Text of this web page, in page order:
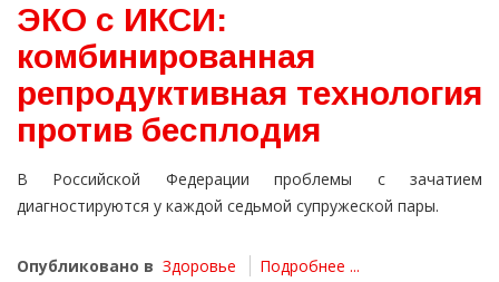
ЭКО с ИКСИ:
комбинированная
репродуктивная технология
против бесплодия
В Российской Федерации проблемы с зачатием
диагностируются у каждой седьмой супружеской пары.
Опубликовано в Здоровье Подробнее ...